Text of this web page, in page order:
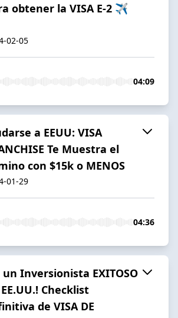
obtener la VISA E-2 ✈️
02-05
04:09
a EEUU: VISA
Te Muestra el
con $15k o MENOS
01-29
04:36
un Inversionista EXITOSO
Checklist
de VISA DE